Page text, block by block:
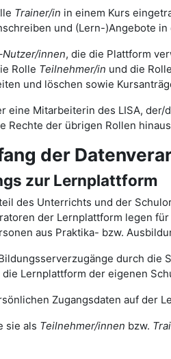
Trainer/in in einem Kurs
und (Lern-)Angebote
Nutzer/innen, die die Plattform
Rolle Teilnehmer/in und die Rolle
und löschen sowie
eine Mitarbeiterin des LISA,
Rechte der übrigen Rollen
der
zur Lernplattform
des Unterrichts und der
der Lernplattform legen
aus Praktika- bzw.
durch
Lernplattform der eigenen
Zugangsdaten auf der
sie als Teilnehmer/innen bzw.